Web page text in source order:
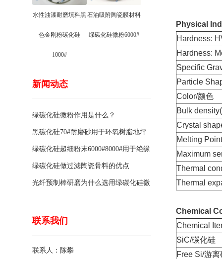
水性油漆耐磨填料黑
色金刚粉碳化硅
1000#
石油吸附陶瓷膜材料
绿碳化硅微粉6000#
新闻动态
绿碳化硅微粉作用是什么？
黑碳化硅70#耐磨砂用于环氧树脂地坪
骨料的特点有哪些？
绿碳化硅超细粉末6000#8000#用于绝缘
涂料的优点
绿碳化硅做过滤陶瓷骨料的优点
光纤预制棒研磨为什么选用绿碳化硅微
联系我们
联系人：陈攀
Physical
Hardness:
Hardness:
Specific
Particle
Color/颜色
Bulk
Crystal
Melting
Maximum
Thermal
Thermal
Chemical
Chemical
SiC/碳化硅
Free Si/游离